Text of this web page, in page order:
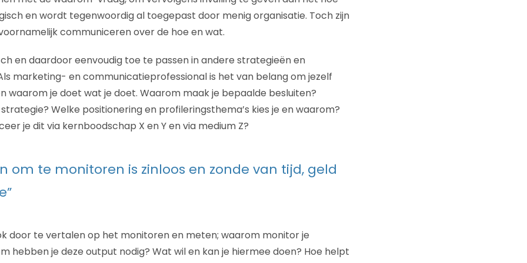
en wordt tegenwoordig al toegepast door menig organisatie. Toch zijn
communiceren over de hoe en wat.
en daardoor eenvoudig toe te passen in andere strategieën en
marketing- en communicatieprofessional is het van belang om jezelf
waarom je doet wat je doet. Waarom maak je bepaalde besluiten?
Welke positionering en profileringsthema’s kies je en waarom?
je dit via kernboodschap X en Y en via medium Z?
om te monitoren is zinloos en zonde van tijd, geld
door te vertalen op het monitoren en meten; waarom monitor je
hebben je deze output nodig? Wat wil en kan je hiermee doen? Hoe helpt